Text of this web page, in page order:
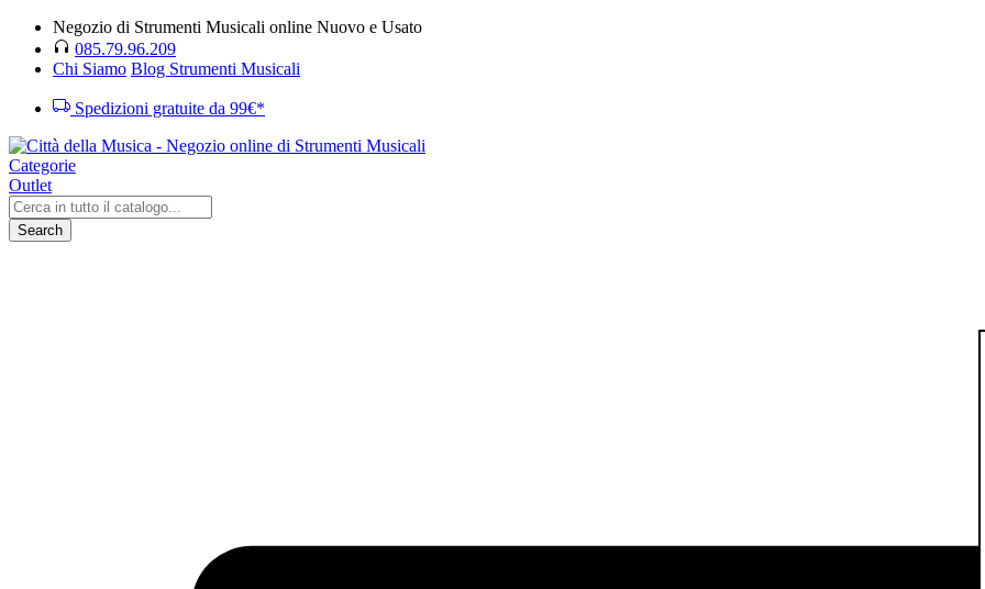
Negozio di Strumenti Musicali online Nuovo e Usato
085.79.96.209
Chi Siamo Blog Strumenti Musicali
Spedizioni gratuite da 99€*
Categorie
Outlet
Search